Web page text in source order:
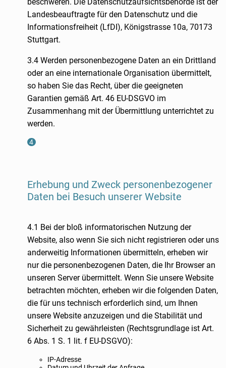
Landesbeauftragte für den Datenschutz und die
Informationsfreiheit (LfDI), Königstrasse 10a, 70173
Stuttgart.
3.4 Werden personenbezogene Daten an ein Drittland
oder an eine internationale Organisation übermittelt,
so haben Sie das Recht, über die geeigneten
Garantien gemäß Art. 46 EU-DSGVO im
Zusammenhang mit der Übermittlung unterrichtet zu
werden.
Erhebung und Zweck personenbezogener
Daten bei Besuch unserer Website
4.1 Bei der bloß informatorischen Nutzung der
Website, also wenn Sie sich nicht registrieren oder uns
anderweitig Informationen übermitteln, erheben wir
nur die personenbezogenen Daten, die Ihr Browser an
unseren Server übermittelt. Wenn Sie unsere Website
betrachten möchten, erheben wir die folgenden Daten,
die für uns technisch erforderlich sind, um Ihnen
unsere Website anzuzeigen und die Stabilität und
Sicherheit zu gewährleisten (Rechtsgrundlage ist Art.
6 Abs. 1 S. 1 lit. f EU-DSGVO):
IP-Adresse